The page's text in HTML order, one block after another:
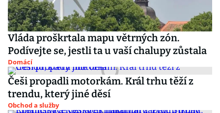
Vláda proškrtala mapu větrných zón.
Podívejte se, jestli ta u vaší chalupy zůstala
Domácí
Češi propadli motorkám. Král trhu těží z
trendu, který jiné děsí
Obchod a služby